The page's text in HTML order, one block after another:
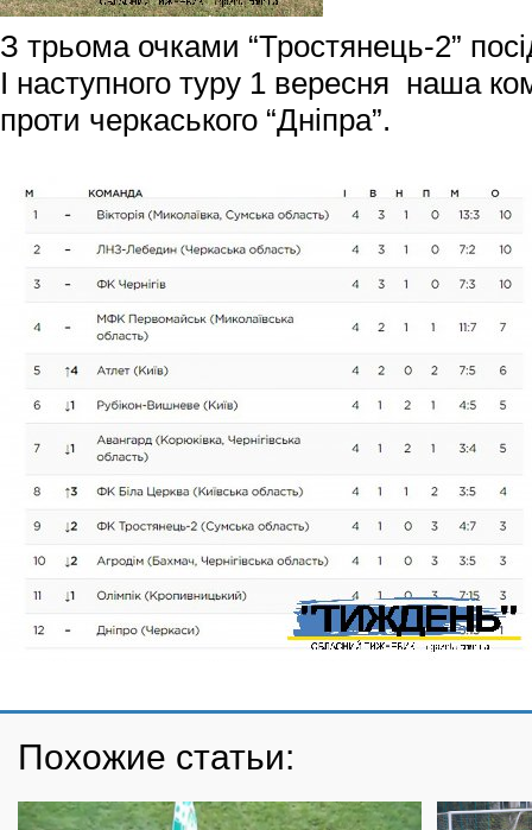
З трьома очками “Тростянець-2”
І наступного туру 1 вересня наша
проти черкаського “Дніпра”.
Похожие статьи: